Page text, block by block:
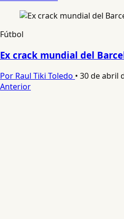
Fútbol
Ex crack mundial del
Por Raul Tiki Toledo • 30 de abril
Anterior